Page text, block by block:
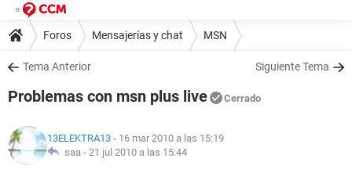
Foros Mensajerías y chat MSN
Tema Anterior Siguiente Tema
Problemas con msn plus live Cerrado
13ELEKTRA13 - 16 mar 2010 a las 15:19
saa - 21 jul 2010 a las 15:44